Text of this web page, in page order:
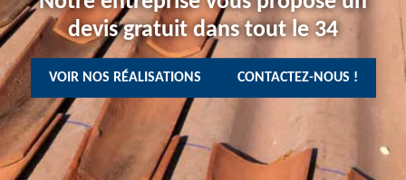
devis gratuit dans tout le 34
VOIR NOS RÉALISATIONS CONTACTEZ-NOUS !